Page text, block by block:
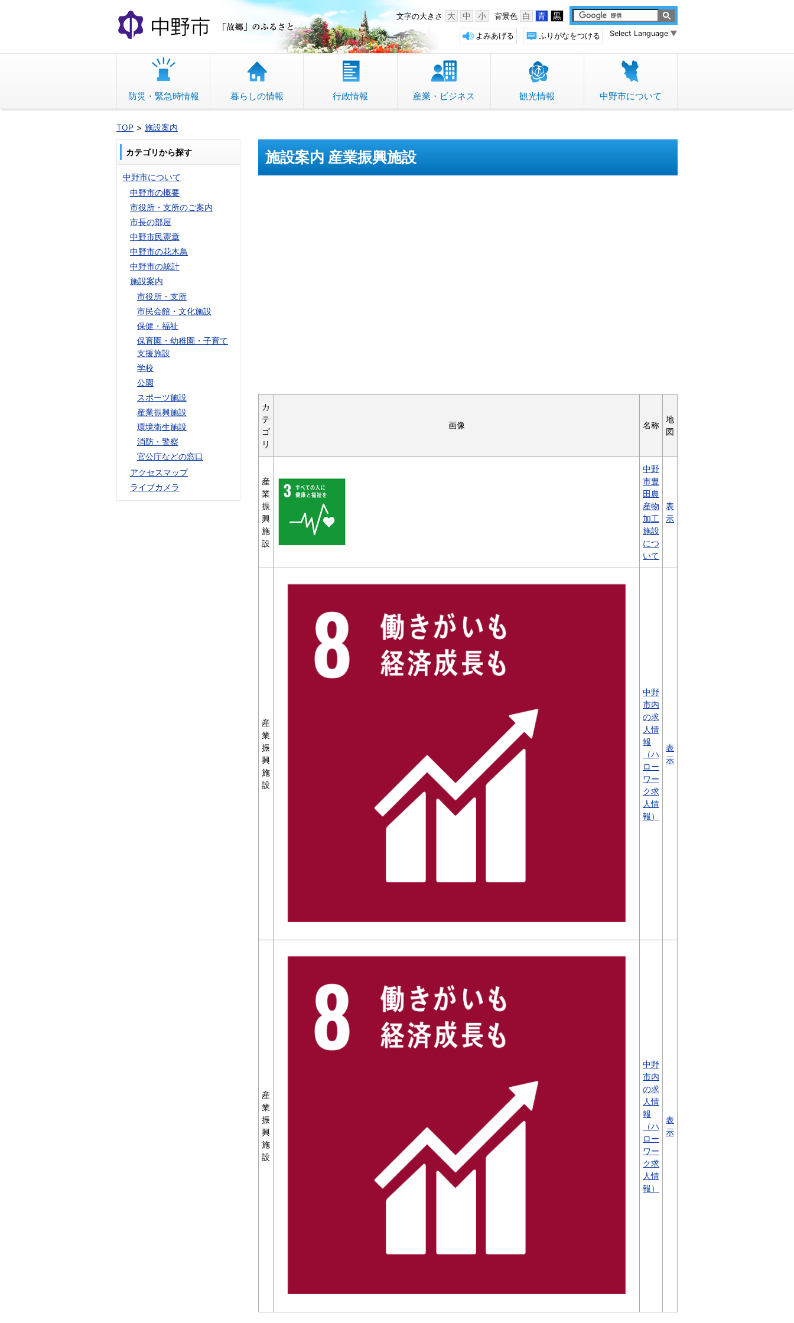
文
へ
動
中野市 「故郷」のふるさと 背景色 白 青 黒
文字の大きさ 大 中 小
Select Language ▼
ふりがなをつける
よみあげる
防災・緊急時情報 暮らしの情報 行政情報 産業・ビジネス 観光情報 中野市について
TOP 施設案内
施設案内 産業振興施設
カ
テ
ゴ
リ
画像 名称
地
図
産
業
振
興
施
設
中野
市豊
田農
産物
加工
施設
につ
いて
表
示
産
業
振
興
施
設
中野
市内
の求
人情
報
（ハ
ロー
ワー
ク求
人情
報）
表
示
産
業
振
興
施
設
中野
市内
の求
人情
報
（ハ
ロー
ワー
ク求
人情
報）
表
示
カテゴリから探す
中野市について
中野市の概要
市役所・支所のご案内
市長の部屋
中野市民憲章
中野市の花木鳥
中野市の統計
施設案内
市役所・支所
市民会館・文化施設
保健・福祉
保育園・幼稚園・子育て
支援施設
学校
公園
スポーツ施設
産業振興施設
環境衛生施設
消防・警察
官公庁などの窓口
アクセスマップ
ライブカメラ